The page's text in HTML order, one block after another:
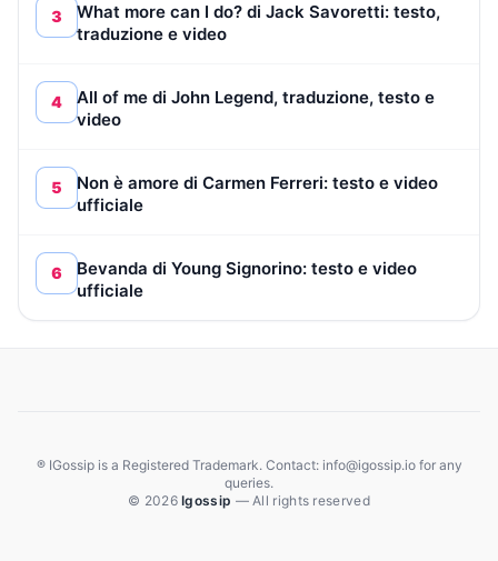
3
What more can I do? di Jack Savoretti: testo,
traduzione e video
4
All of me di John Legend, traduzione, testo e
video
5
Non è amore di Carmen Ferreri: testo e video
ufficiale
6
Bevanda di Young Signorino: testo e video
ufficiale
® IGossip is a Registered Trademark. Contact: info@igossip.io for any
queries.
© 2026Igossip — All rights reserved